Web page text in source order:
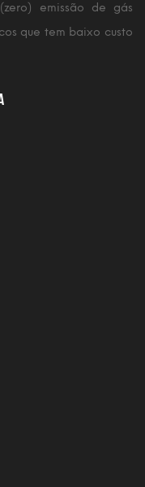
emissão de gás
que tem baixo custo